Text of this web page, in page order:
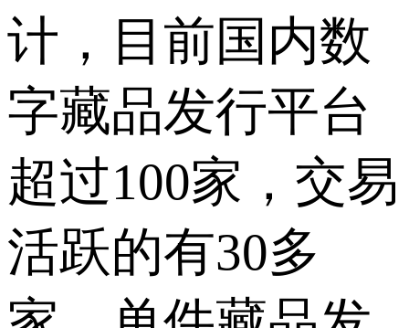
计，目前国内数
字藏品发行平台
超过100家，交易
活跃的有30多